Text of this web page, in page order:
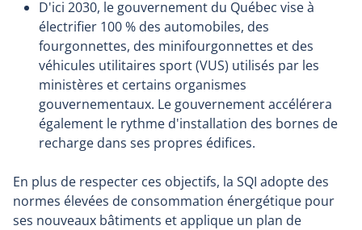
D'ici 2030, le gouvernement du Québec vise à
électrifier 100 % des automobiles, des
fourgonnettes, des minifourgonnettes et des
véhicules utilitaires sport (VUS) utilisés par les
ministères et certains organismes
gouvernementaux. Le gouvernement accélérera
également le rythme d'installation des bornes de
recharge dans ses propres édifices.
En plus de respecter ces objectifs, la SQI adopte des
normes élevées de consommation énergétique pour
ses nouveaux bâtiments et applique un plan de